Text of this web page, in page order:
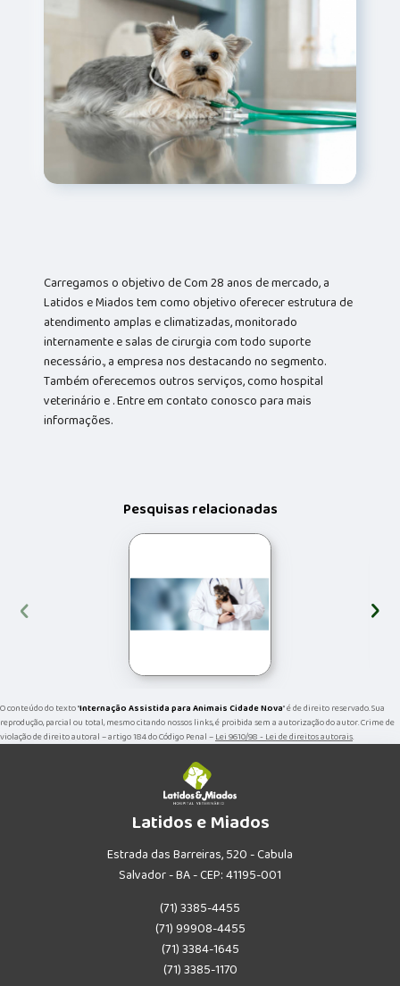
Carregamos o objetivo de Com 28 anos de mercado, a
Latidos e Miados tem como objetivo oferecer estrutura de
atendimento amplas e climatizadas, monitorado
internamente e salas de cirurgia com todo suporte
necessário., a empresa nos destacando no segmento.
Também oferecemos outros serviços, como hospital
veterinário e . Entre em contato conosco para mais
informações.
Pesquisas relacionadas
‹ ›
O conteúdo do texto "Internação Assistida para Animais Cidade Nova" é de direito reservado. Sua
reprodução, parcial ou total, mesmo citando nossos links, é proibida sem a autorização do autor. Crime de
violação de direito autoral – artigo 184 do Código Penal –Lei 9610/98 - Lei de direitos autorais.
Latidos e Miados
Estrada das Barreiras, 520 - Cabula
Salvador - BA - CEP: 41195-001
(71) 3385-4455
(71) 99908-4455
(71) 3384-1645
(71) 3385-1170